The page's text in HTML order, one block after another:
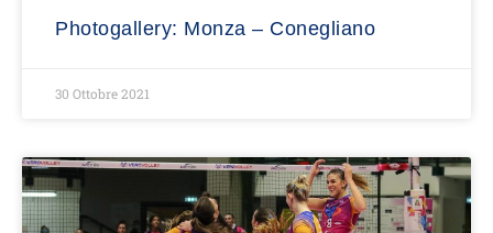
Photogallery: Monza – Conegliano
30 Ottobre 2021